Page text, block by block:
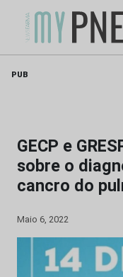
PUB
GECP e
sobre o
cancro do
Maio 6, 2022